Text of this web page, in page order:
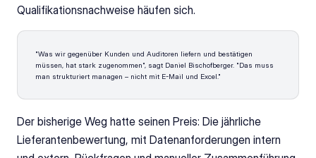
Qualifikationsnachweise häufen sich.
"Was wir gegenüber Kunden und Auditoren liefern und bestätigen
müssen, hat stark zugenommen", sagt Daniel Bischofberger. "Das muss
man strukturiert managen – nicht mit E-Mail und Excel."
Der bisherige Weg hatte seinen Preis: Die jährliche
Lieferantenbewertung, mit Datenanforderungen intern